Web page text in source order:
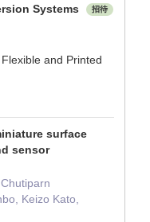
Systems
招待
and Printed
surface
sensor
Keizo Kato,